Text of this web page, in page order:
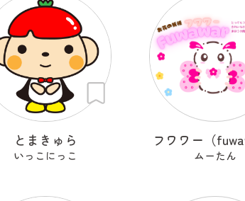
とまきゅら
いっこにっこ
フワワー（
ムーたん